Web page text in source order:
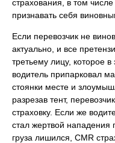
страхования, в том
признавать себя
Если перевозчик не
актуально, и все
третьему лицу, которое
водитель припарковал
стоянки месте и
разрезав тент,
страховку. Если же
стал жертвой нападения
груза лишился, CMR